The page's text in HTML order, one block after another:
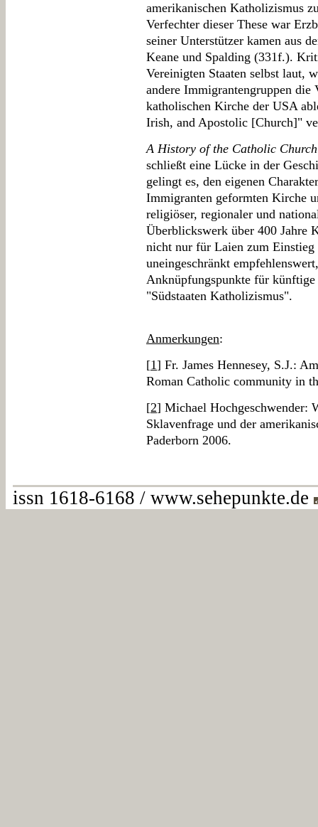
amerikanischen Katholizismus
Verfechter dieser These war
seiner Unterstützer kamen aus
Keane und Spalding (331f.).
Vereinigten Staaten selbst laut,
andere Immigrantengruppen
katholischen Kirche der USA
Irish, and Apostolic [Church]"
A History of the Catholic
schließt eine Lücke in der
gelingt es, den eigenen
Immigranten geformten Kirche
religiöser, regionaler und
Überblickswerk über 400 Jahre
nicht nur für Laien zum Einstieg
uneingeschränkt
Anknüpfungspunkte für künftige
"Südstaaten Katholizismus".
Anmerkungen:
[1] Fr. James Hennesey, S.J.:
Roman Catholic community in
[2] Michael Hochgeschwender:
Sklavenfrage und der
Paderborn 2006.
issn 1618-6168 / www.sehepunkte.de